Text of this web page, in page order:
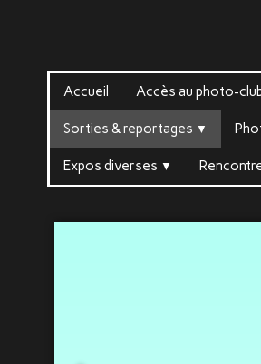
Accueil Accès au photo-
Sorties & reportages ▼
Expos diverses ▼